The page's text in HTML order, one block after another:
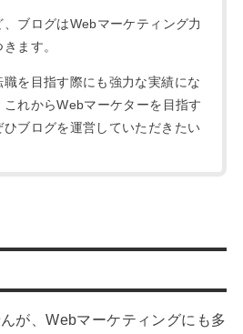
、ブログはWebマーケティング力
ます。
職を目指す際にも強力な実績にな
これからWebマーケターを目指す
ひブログを運営していただきたい
が、Webマーケティングにも多